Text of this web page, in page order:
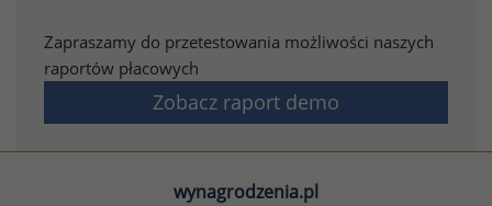
Zapraszamy do przetestowania możliwości naszych
raportów płacowych
Zobacz raport demo
wynagrodzenia.pl